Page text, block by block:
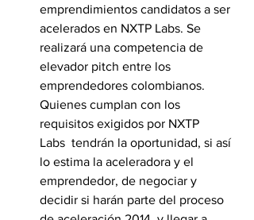
emprendimientos candidatos a ser
acelerados en NXTP Labs. Se
realizará una competencia de
elevador pitch entre los
emprendedores colombianos.
Quienes cumplan con los
requisitos exigidos por NXTP
Labs  tendrán la oportunidad, si así
lo estima la aceleradora y el
emprendedor, de negociar y
decidir si harán parte del proceso